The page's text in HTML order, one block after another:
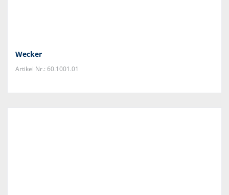
Wecker
Artikel Nr.: 60.1001.01